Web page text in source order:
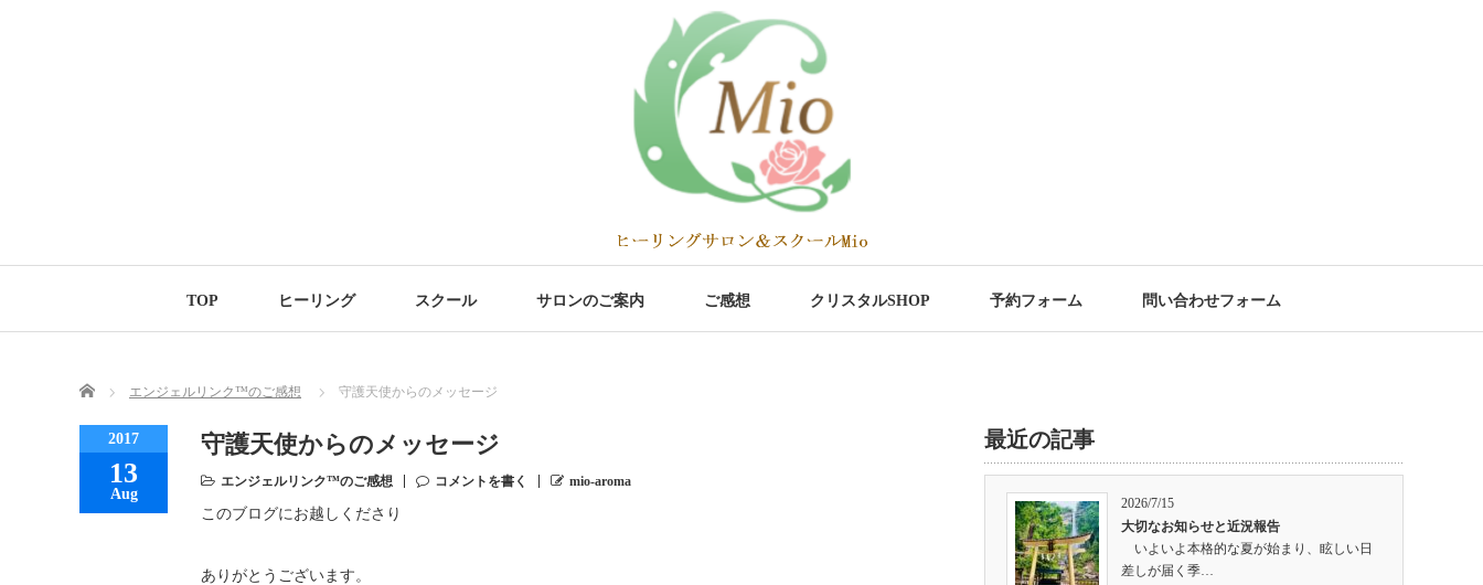
TOP ヒーリング スクール サロンのご案内 ご感想 クリスタルSHOP 予約フォーム 問い合わせフォーム
Home エンジェルリンク™のご感想 守護天使からのメッセージ
2017
13
Aug
守護天使からのメッセージ
エンジェルリンク™のご感想 コメントを書く mio-aroma
このブログにお越しくださり
ありがとうございます。
最近の記事
2026/7/15
大切なお知らせと近況報告
いよいよ本格的な夏が始まり、眩しい日
差しが届く季…